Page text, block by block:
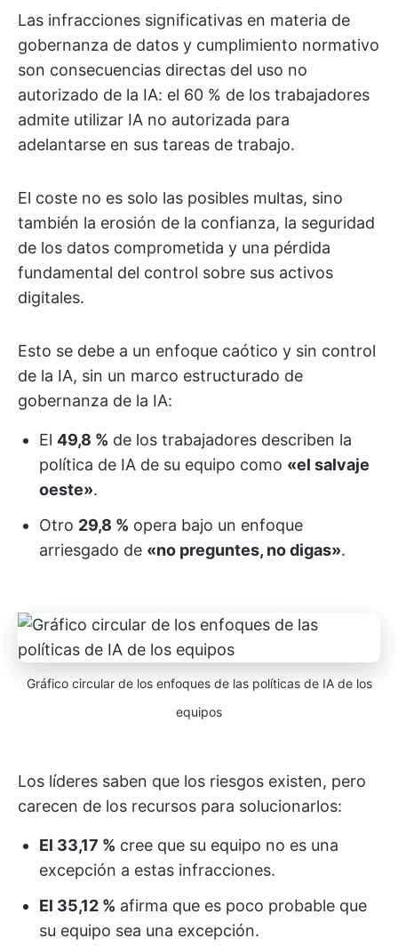
Las infracciones significativas en materia de
gobernanza de datos y cumplimiento normativo
son consecuencias directas del uso no
autorizado de la IA: el 60 % de los trabajadores
admite utilizar IA no autorizada para
adelantarse en sus tareas de trabajo.
El coste no es solo las posibles multas, sino
también la erosión de la confianza, la seguridad
de los datos comprometida y una pérdida
fundamental del control sobre sus activos
digitales.
Esto se debe a un enfoque caótico y sin control
de la IA, sin un marco estructurado de
gobernanza de la IA:
El 49,8 % de los trabajadores describen la
política de IA de su equipo como «el salvaje
oeste».
Otro 29,8 % opera bajo un enfoque
arriesgado de «no preguntes, no digas».
Gráfico circular de los enfoques de las políticas de IA de los
equipos
Los líderes saben que los riesgos existen, pero
carecen de los recursos para solucionarlos:
El 33,17 % cree que su equipo no es una
excepción a estas infracciones.
El 35,12 % afirma que es poco probable que
su equipo sea una excepción.